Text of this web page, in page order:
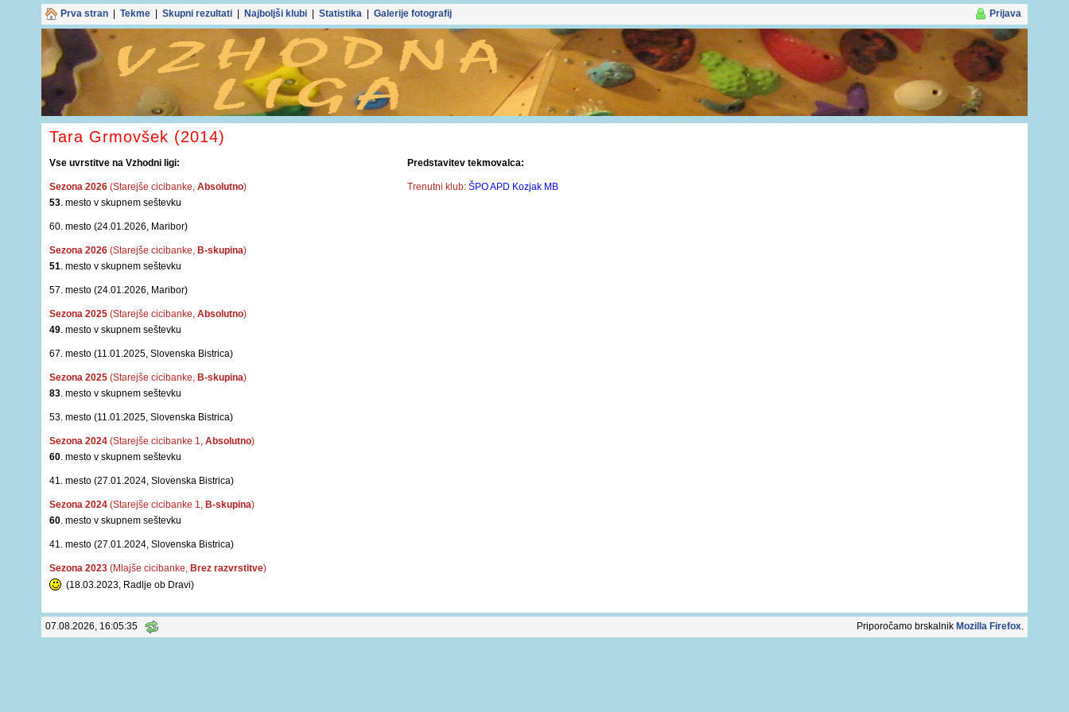
Prva stran Tekme Skupni rezultati Najboljši klubi Statistika Galerije fotografij Prijava
Tara Grmovšek (2014)
Vse uvrstitve na Vzhodni ligi:
Sezona 2026 (Starejše cicibanke, Absolutno)
53. mesto v skupnem seštevku
60. mesto (24.01.2026, Maribor)
Sezona 2026 (Starejše cicibanke, B-skupina)
51. mesto v skupnem seštevku
57. mesto (24.01.2026, Maribor)
Sezona 2025 (Starejše cicibanke, Absolutno)
49. mesto v skupnem seštevku
67. mesto (11.01.2025, Slovenska Bistrica)
Sezona 2025 (Starejše cicibanke, B-skupina)
83. mesto v skupnem seštevku
53. mesto (11.01.2025, Slovenska Bistrica)
Sezona 2024 (Starejše cicibanke 1, Absolutno)
60. mesto v skupnem seštevku
41. mesto (27.01.2024, Slovenska Bistrica)
Sezona 2024 (Starejše cicibanke 1, B-skupina)
60. mesto v skupnem seštevku
41. mesto (27.01.2024, Slovenska Bistrica)
Sezona 2023 (Mlajše cicibanke, Brez razvrstitve)
(18.03.2023, Radlje ob Dravi)
Predstavitev tekmovalca:
Trenutni klub: ŠPO APD Kozjak MB
07.08.2026, 16:05:35 Priporočamo brskalnik Mozilla Firefox.